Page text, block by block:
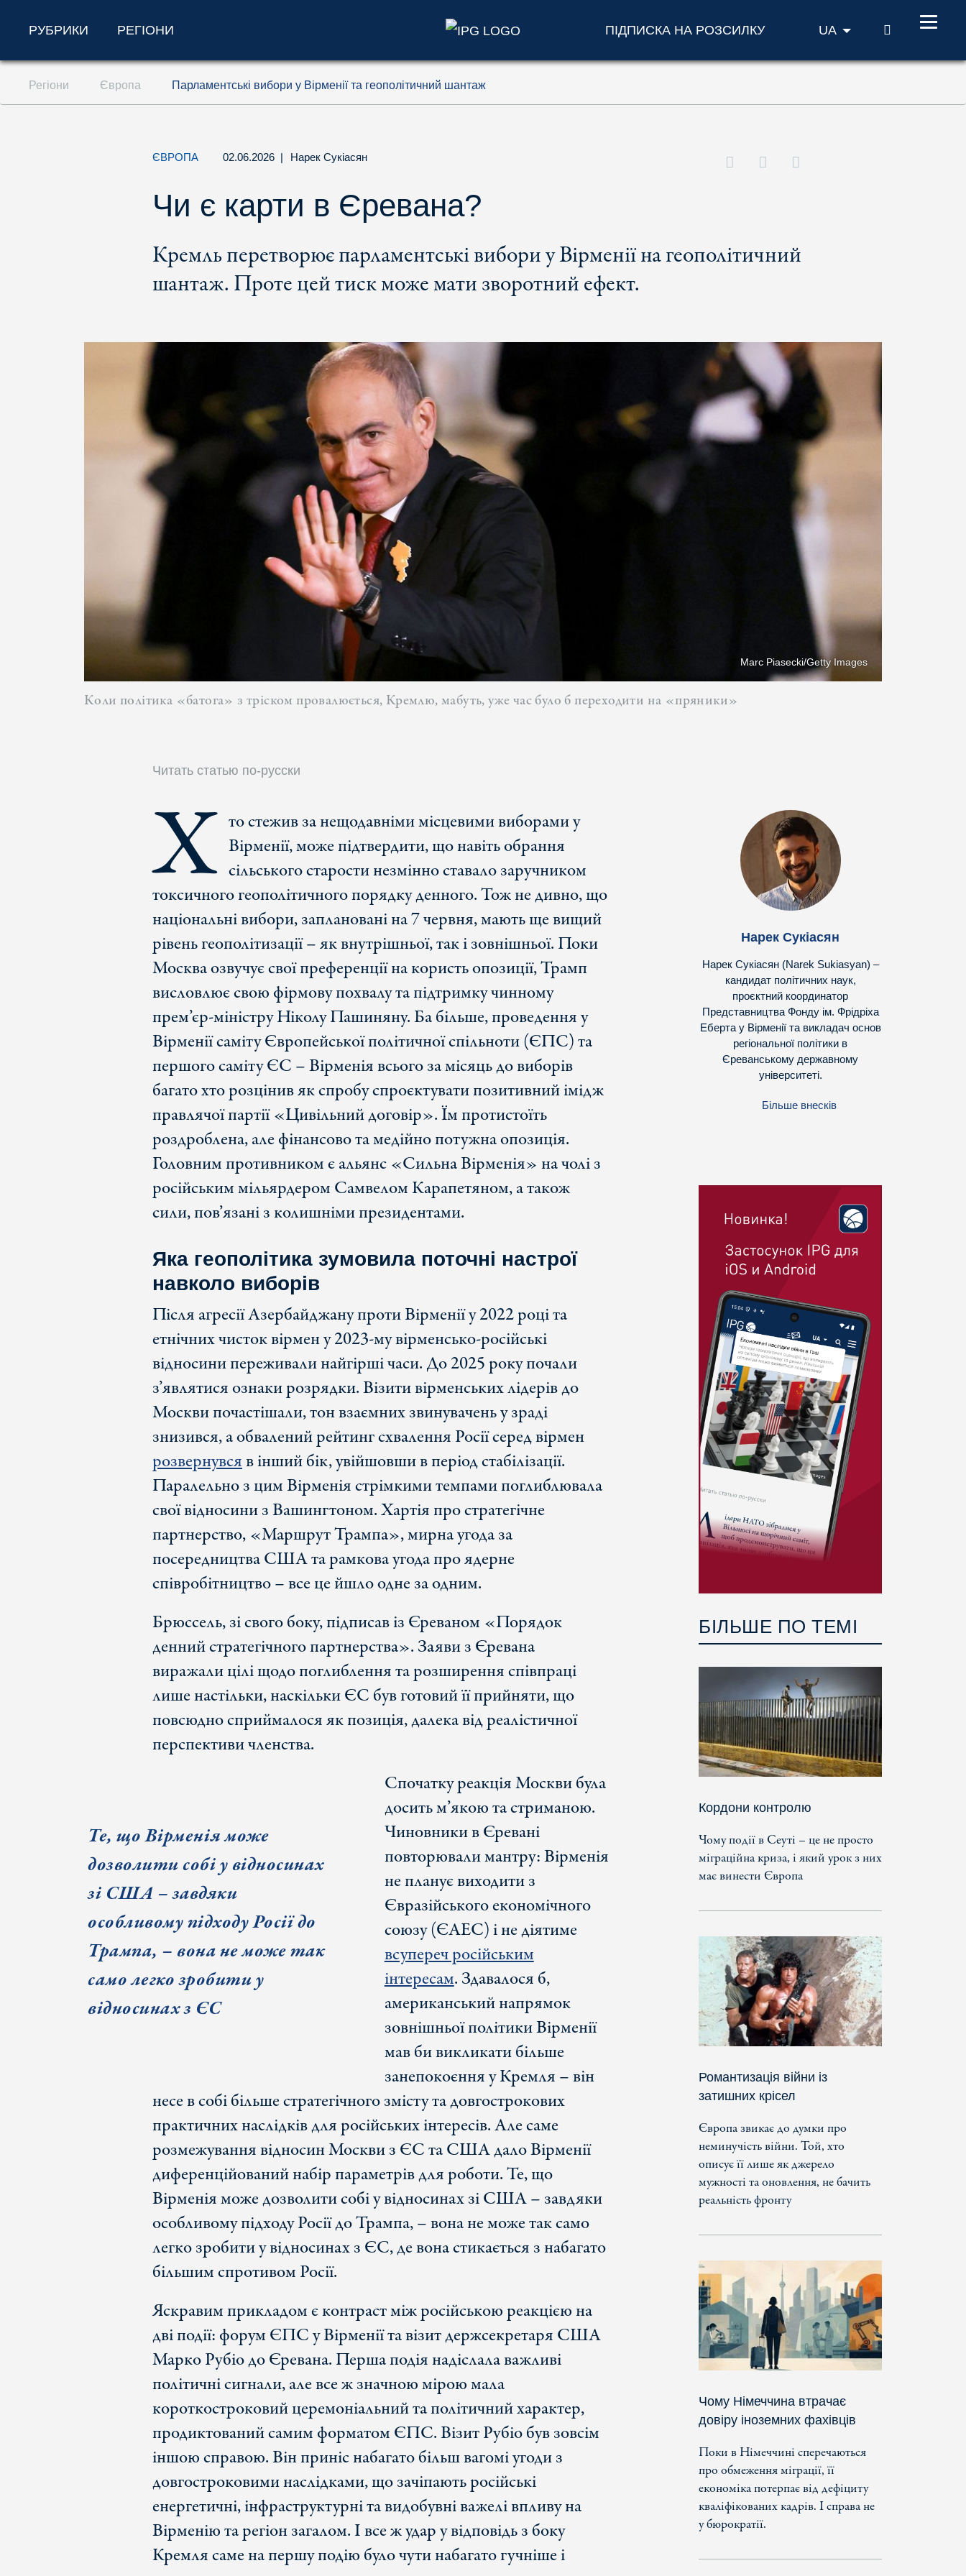
Перейти до змісту (ключ доступу '1')
Перейти до пошуку (ключ доступу '2')
РУБРИКИ РЕГІОНИ ПІДПИСКА НА РОЗСИЛКУ UA ПОШУК
Регіони Європа Парламентські вибори у Вірменії та геополітичний шантаж
ЄВРОПА 02.06.2026 | Нарек Сукіасян
Чи є карти в Єревана?
Кремль перетворює парламентські вибори у Вірменії на геополітичний
шантаж. Проте цей тиск може мати зворотний ефект.
Marc Piasecki/Getty Images
Коли політика «батога» з тріском провалюється, Кремлю, мабуть, уже час було б переходити на «пряники»
Читать статью по-русски
Х то стежив за нещодавніми місцевими виборами у
Вірменії, може підтвердити, що навіть обрання
сільського старости незмінно ставало заручником
токсичного геополітичного порядку денного. Тож не дивно, що
національні вибори, заплановані на 7 червня, мають ще вищий
рівень геополітизації – як внутрішньої, так і зовнішньої. Поки
Москва озвучує свої преференції на користь опозиції, Трамп
висловлює свою фірмову похвалу та підтримку чинному
прем’єр-міністру Ніколу Пашиняну. Ба більше, проведення у
Вірменії саміту Європейської політичної спільноти (ЄПС) та
першого саміту ЄС – Вірменія всього за місяць до виборів
багато хто розцінив як спробу спроєктувати позитивний імідж
правлячої партії «Цивільний договір». Їм протистоїть
роздроблена, але фінансово та медійно потужна опозиція.
Головним противником є альянс «Сильна Вірменія» на чолі з
російським мільярдером Самвелом Карапетяном, а також
сили, пов’язані з колишніми президентами.
Яка геополітика зумовила поточні настрої
навколо виборів
Після агресії Азербайджану проти Вірменії у 2022 році та
етнічних чисток вірмен у 2023-му вірменсько-російські
відносини переживали найгірші часи. До 2025 року почали
з’являтися ознаки розрядки. Візити вірменських лідерів до
Москви почастішали, тон взаємних звинувачень у зраді
знизився, а обвалений рейтинг схвалення Росії серед вірмен
розвернувсяв інший бік, увійшовши в період стабілізації.
Паралельно з цим Вірменія стрімкими темпами поглиблювала
свої відносини з Вашингтоном. Хартія про стратегічне
партнерство, «Маршрут Трампа», мирна угода за
посередництва США та рамкова угода про ядерне
співробітництво – все це йшло одне за одним.
Брюссель, зі свого боку, підписав із Єреваном «Порядок
денний стратегічного партнерства». Заяви з Єревана
виражали цілі щодо поглиблення та розширення співпраці
лише настільки, наскільки ЄС був готовий її прийняти, що
повсюдно сприймалося як позиція, далека від реалістичної
перспективи членства.
Те, що Вірменія може
дозволити собі у відносинах
зі США – завдяки
особливому підходу Росії до
Трампа, – вона не може так
само легко зробити у
відносинах з ЄС
Спочатку реакція Москви була
досить м’якою та стриманою.
Чиновники в Єревані
повторювали мантру: Вірменія
не планує виходити з
Євразійського економічного
союзу (ЄАЕС) і не діятиме
всупереч російським
інтересам. Здавалося б,
американський напрямок
зовнішньої політики Вірменії
мав би викликати більше
занепокоєння у Кремля – він
несе в собі більше стратегічного змісту та довгострокових
практичних наслідків для російських інтересів. Але саме
розмежування відносин Москви з ЄС та США дало Вірменії
диференційований набір параметрів для роботи. Те, що
Вірменія може дозволити собі у відносинах зі США – завдяки
особливому підходу Росії до Трампа, – вона не може так само
легко зробити у відносинах з ЄС, де вона стикається з набагато
більшим спротивом Росії.
Яскравим прикладом є контраст між російською реакцією на
дві події: форум ЄПС у Вірменії та візит держсекретаря США
Марко Рубіо до Єревана. Перша подія надіслала важливі
політичні сигнали, але все ж значною мірою мала
короткостроковий церемоніальний та політичний характер,
продиктований самим форматом ЄПС. Візит Рубіо був зовсім
іншою справою. Він приніс набагато більш вагомі угоди з
довгостроковими наслідками, що зачіпають російські
енергетичні, інфраструктурні та видобувні важелі впливу на
Вірменію та регіон загалом. І все ж удар у відповідь з боку
Кремля саме на першу подію було чути набагато гучніше і
Нарек Сукіасян
Нарек Сукіасян (Narek Sukiasyan) –
кандидат політичних наук,
проєктний координатор
Представництва Фонду ім. Фрідріха
Еберта у Вірменії та викладач основ
регіональної політики в
Єреванському державному
університеті.
Більше внесків
БІЛЬШЕ ПО ТЕМІ
Кордони контролю
Чому події в Сеуті – це не просто
міграційна криза, і який урок з них
має винести Європа
Романтизація війни із
затишних крісел
Європа звикає до думки про
неминучість війни. Той, хто
описує її лише як джерело
мужності та оновлення, не бачить
реальність фронту
Чому Німеччина втрачає
довіру іноземних фахівців
Поки в Німеччині сперечаються
про обмеження міграції, її
економіка потерпає від дефіциту
кваліфікованих кадрів. І справа не
у бюрократії.